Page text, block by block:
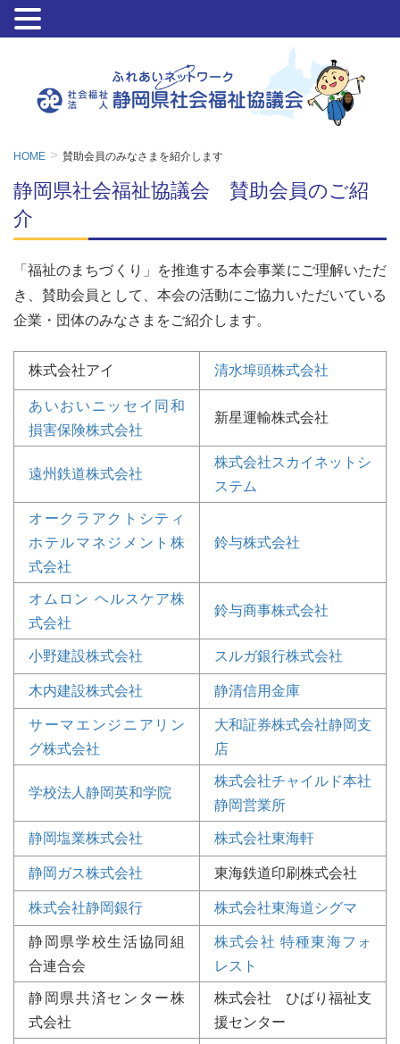
HOME 賛助会員のみなさまを紹介します
静岡県社会福祉協議会 賛助会員のご紹
介
「福祉のまちづくり」を推進する本会事業にご理解いただ
き、賛助会員として、本会の活動にご協力いただいている
企業・団体のみなさまをご紹介します。
株式会社アイ 清水埠頭株式会社
あいおいニッセイ同和
損害保険株式会社
新星運輸株式会社
遠州鉄道株式会社
株式会社スカイネットシ
ステム
オークラアクトシティ
ホテルマネジメント株
式会社
鈴与株式会社
オムロン ヘルスケア株
式会社
鈴与商事株式会社
小野建設株式会社 スルガ銀行株式会社
木内建設株式会社 静清信用金庫
サーマエンジニアリン
グ株式会社
大和証券株式会社静岡支
店
学校法人静岡英和学院
株式会社チャイルド本社
静岡営業所
静岡塩業株式会社 株式会社東海軒
静岡ガス株式会社 東海鉄道印刷株式会社
株式会社静岡銀行 株式会社東海道シグマ
静岡県学校生活協同組
合連合会
株式会社 特種東海フォ
レスト
静岡県共済センター株
式会社
株式会社 ひばり福祉支
援センター